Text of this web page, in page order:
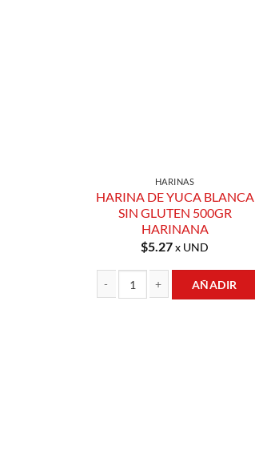
HARINAS
HARINA DE YUCA BLANCA
SIN GLUTEN 500GR
HARINANA
$5.27x UND
AÑADIR